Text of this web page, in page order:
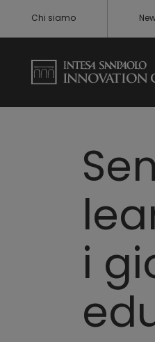
Chi siamo
i